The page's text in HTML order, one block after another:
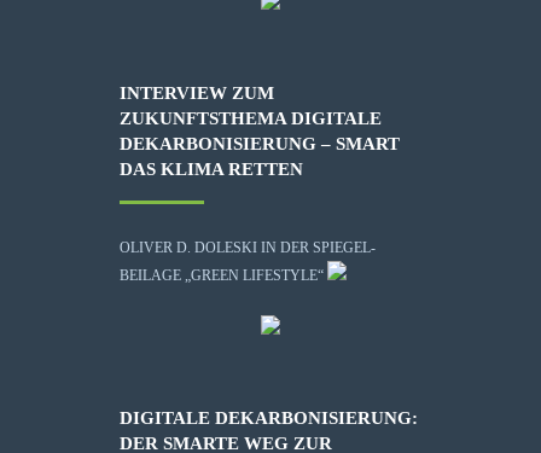
INTERVIEW ZUM
ZUKUNFTSTHEMA DIGITALE
DEKARBONISIERUNG – SMART
DAS KLIMA RETTEN
OLIVER D. DOLESKI IN DER SPIEGEL-
BEILAGE „GREEN LIFESTYLE“
DIGITALE DEKARBONISIERUNG:
DER SMARTE WEG ZUR